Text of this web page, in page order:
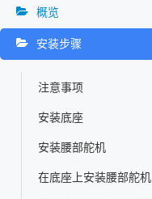
概览
安装步骤
注意事项
安装底座
安装腰部舵机
在底座上安装腰部舵机